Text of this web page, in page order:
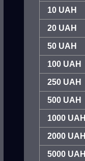
10 UAH
20 UAH
50 UAH
100 UAH
250 UAH
500 UAH
1000 UAH
2000 UAH
5000 UAH